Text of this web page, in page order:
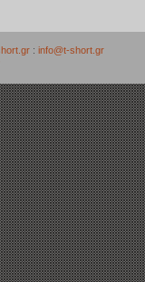
: info@t-short.gr